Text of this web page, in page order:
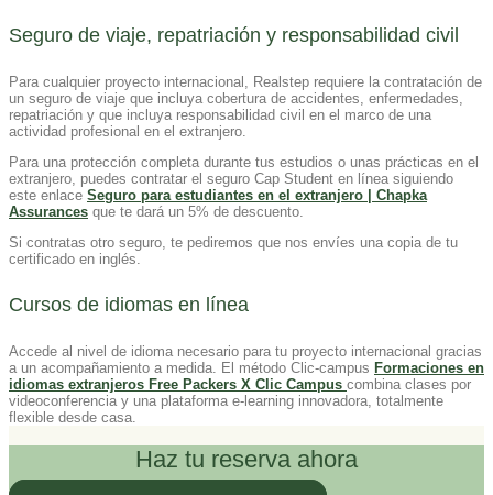
Seguro de viaje, repatriación y responsabilidad civil
Para cualquier proyecto internacional, Realstep requiere la contratación de
un seguro de viaje que incluya cobertura de accidentes, enfermedades,
repatriación y que incluya responsabilidad civil en el marco de una
actividad profesional en el extranjero.
Para una protección completa durante tus estudios o unas prácticas en el
extranjero, puedes contratar el seguro Cap Student en línea siguiendo
este enlace Seguro para estudiantes en el extranjero | Chapka
Assurances que te dará un 5% de descuento.
Si contratas otro seguro, te pediremos que nos envíes una copia de tu
certificado en inglés.
Cursos de idiomas en línea
Accede al nivel de idioma necesario para tu proyecto internacional gracias
a un acompañamiento a medida. El método Clic-campus Formaciones en
idiomas extranjeros Free Packers X Clic Campus combina clases por
videoconferencia y una plataforma e-learning innovadora, totalmente
flexible desde casa.
Haz tu reserva ahora